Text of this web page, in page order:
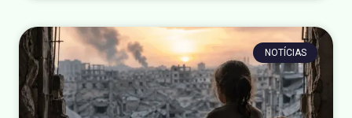
NOTÍCIAS